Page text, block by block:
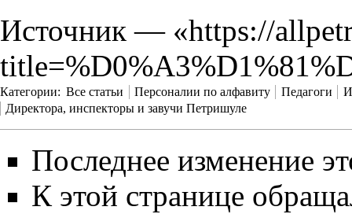
Источник — «https://
Категории: Все статьи Персоналии по алфавиту Педагоги
Директора, инспекторы и завучи Петришуле
Последнее изменение
К этой странице